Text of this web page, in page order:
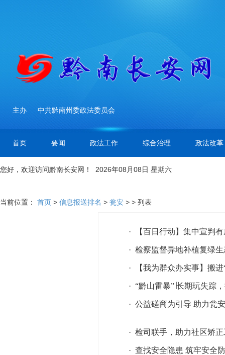
主办 中共黔南州委政法委员会
首页 要闻 政法工作 综合治理 政法改革
您好，欢迎访问黔南长安网！ 2026年08月08日 星期六
当前位置： 首页 > 信息报送排名 > 瓮安 > > 列表
· 【百日行动】集中宣判
· 检察监督异地补植复绿
· 【我为群众办实事】搬
· “黔山雷暴”∣长期玩失踪
· 公益磋商为引导 助力瓮
· 检司联手，助力社区矫
· 查找安全隐患 筑牢安全